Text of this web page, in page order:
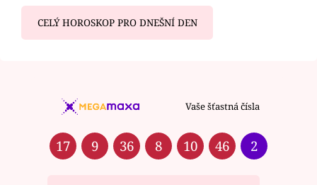
CELÝ HOROSKOP PRO DNEŠNÍ DEN
Vaše šťastná čísla
17 9 36 8 10 46 2